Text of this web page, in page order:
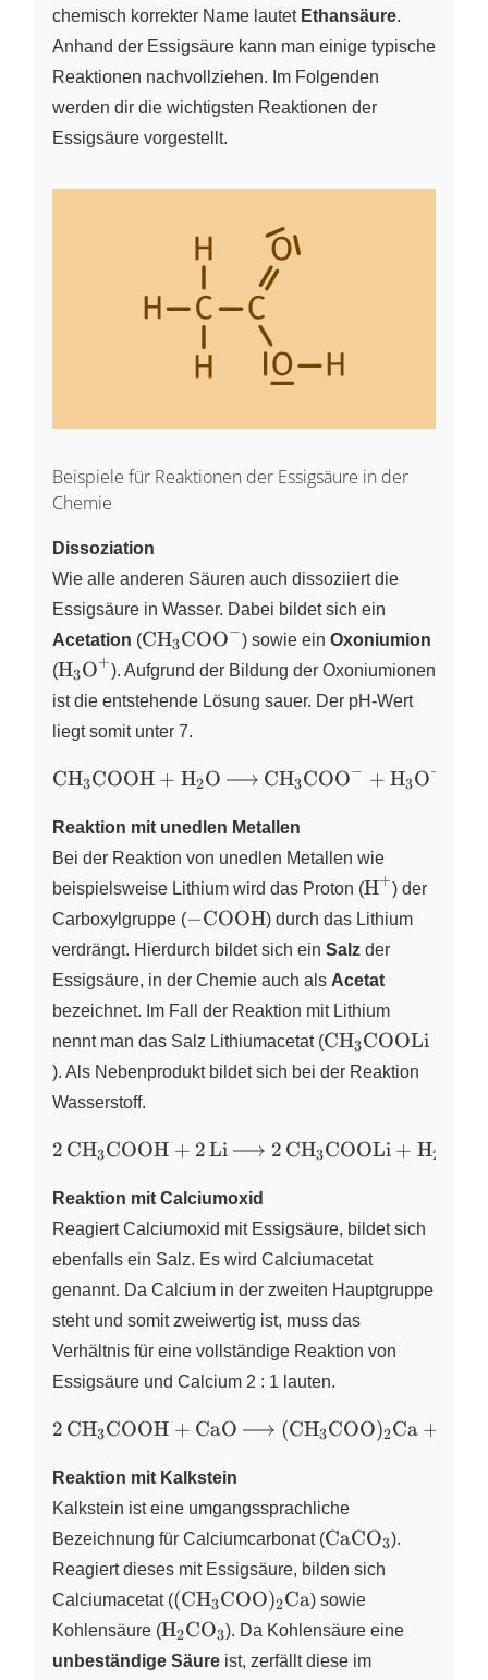
chemisch korrekter Name lautet Ethansäure.
Anhand der Essigsäure kann man einige typische
Reaktionen nachvollziehen. Im Folgenden
werden dir die wichtigsten Reaktionen der
Essigsäure vorgestellt.
Beispiele für Reaktionen der Essigsäure in der
Chemie
Dissoziation
Wie alle anderen Säuren auch dissoziiert die
Essigsäure in Wasser. Dabei bildet sich ein
Acetation (\ce{CH3COO-}
CHX
3COO X
−) sowie ein Oxoniumion
(\ce{H3O+}
HX
3O X
+). Aufgrund der Bildung der Oxoniumionen
ist die entstehende Lösung sauer. Der pH-Wert
liegt somit unter 7.
\ce{CH3COOH
CH3COO-
+H3O+}
CHX
3COOH + HX
2O CHX
3COO− + HX
3O+
Reaktion mit unedlen Metallen
Bei der Reaktion von unedlen Metallen wie
beispielsweise Lithium wird das Proton (\ce{H+}
H X
+) der
Carboxylgruppe (\ce{-
COOH}
−COOH) durch das Lithium
verdrängt. Hierdurch bildet sich ein Salz der
Essigsäure, in der Chemie auch als Acetat
bezeichnet. Im Fall der Reaktion mit Lithium
nennt man das Salz Lithiumacetat (\ce{CH3COOLi}
CHX
3COOLi
). Als Nebenprodukt bildet sich bei der Reaktion
Wasserstoff.
\ce{2
+ 2 Li -> 2
CH3COOLi
+ H2}
2 CHX
3COOH + 2Li 2 CHX
3COOLi + HX
2
Reaktion mit Calciumoxid
Reagiert Calciumoxid mit Essigsäure, bildet sich
ebenfalls ein Salz. Es wird Calciumacetat
genannt. Da Calcium in der zweiten Hauptgruppe
steht und somit zweiwertig ist, muss das
Verhältnis für eine vollständige Reaktion von
Essigsäure und Calcium 2 : 1 lauten.
\ce{2
CaO ->
(CH3COO)2Ca
+ H2O}
2 CHX
3COOH + CaO (CHX
3COO)X
2Ca +
Reaktion mit Kalkstein
Kalkstein ist eine umgangssprachliche
Bezeichnung für Calciumcarbonat (\ce{CaCO3}
CaCOX
3).
Reagiert dieses mit Essigsäure, bilden sich
Calciumacetat (\ce{(CH3COO)2Ca}
(CHX
3COO)X
2Ca) sowie
Kohlensäure (\ce{H2CO3}
HX
2COX
3). Da Kohlensäure eine
unbeständige Säure ist, zerfällt diese im